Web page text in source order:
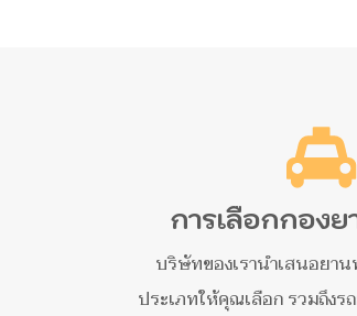
การเลือกกอง
บริษัทของเรานำเสนอยา
ประเภทให้คุณเลือก รวมถึง